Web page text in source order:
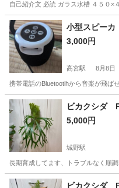
自己紹介文 必読 ガラス水槽 ４５０×
福岡 福岡市 その他
小型スピーカ
3,000円
高宮駅 8月8日
携帯電話のBluetootihから音楽が飛ば
福岡 福岡市 高宮駅 その
ビカクシダ
5,000円
城野駅
長期育成してます、トラブルなく順
福岡 北九州市 城野駅
ビカクシダ